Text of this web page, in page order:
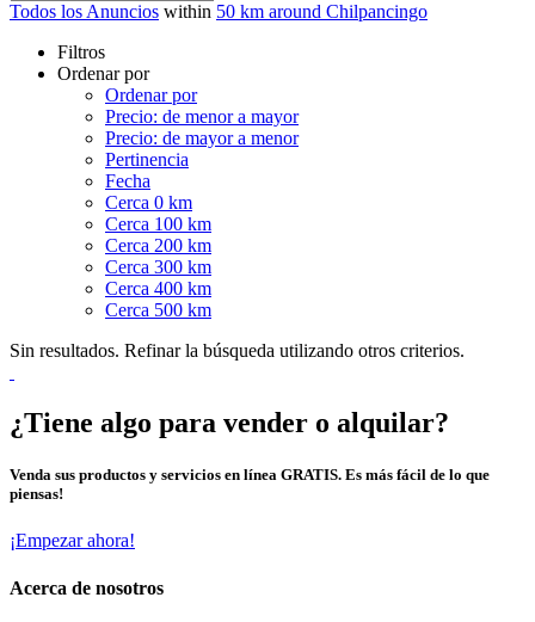
Todos los Anuncios within 50 km around Chilpancingo
Filtros
Ordenar por
Ordenar por
Precio: de menor a mayor
Precio: de mayor a menor
Pertinencia
Fecha
Cerca 0 km
Cerca 100 km
Cerca 200 km
Cerca 300 km
Cerca 400 km
Cerca 500 km
Sin resultados. Refinar la búsqueda utilizando otros criterios.
¿Tiene algo para vender o alquilar?
Venda sus productos y servicios en línea GRATIS. Es más fácil de lo que
piensas!
¡Empezar ahora!
Acerca de nosotros